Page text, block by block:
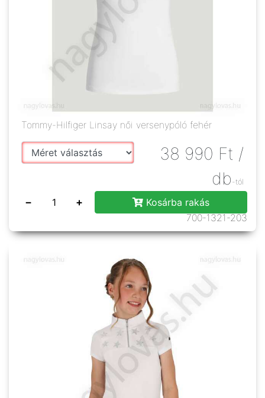
Tommy-Hilfiger Linsay női versenypóló fehér
38 990 Ft /
db -tól
− +
Kosárba rakás
700-1321-203